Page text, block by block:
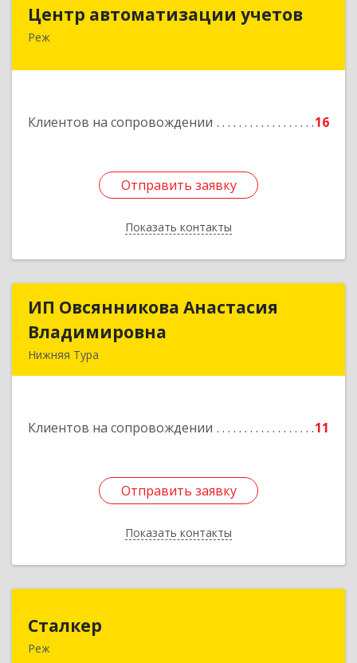
Центр автоматизации учетов
Реж
Клиентов на сопровождении 16
Отправить заявку
Показать контакты
623750, Свердловская обл, Режевской р-н, Реж
Отправить заявку
Назад
ИП Овсянникова Анастасия
Владимировна
Нижняя Тура
Клиентов на сопровождении 11
Отправить заявку
Показать контакты
ИП Овсянникова Анастасия
Подробнее
Отправить заявку
Назад
Сталкер
Реж
623750, Свердловская обл, Режевской р-н, Реж